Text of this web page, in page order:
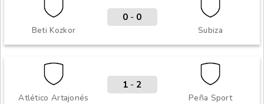
Beti Kozkor Subiza
0 - 0
Atlético Artajonés Peña Sport
1 - 2